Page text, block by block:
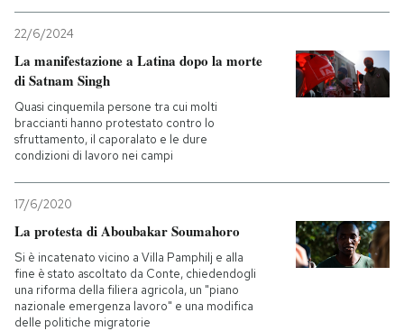
22/6/2024
La manifestazione a Latina dopo la morte
di Satnam Singh
Quasi cinquemila persone tra cui molti
braccianti hanno protestato contro lo
sfruttamento, il caporalato e le dure
condizioni di lavoro nei campi
17/6/2020
La protesta di Aboubakar Soumahoro
Si è incatenato vicino a Villa Pamphilj e alla
fine è stato ascoltato da Conte, chiedendogli
una riforma della filiera agricola, un "piano
nazionale emergenza lavoro" e una modifica
delle politiche migratorie